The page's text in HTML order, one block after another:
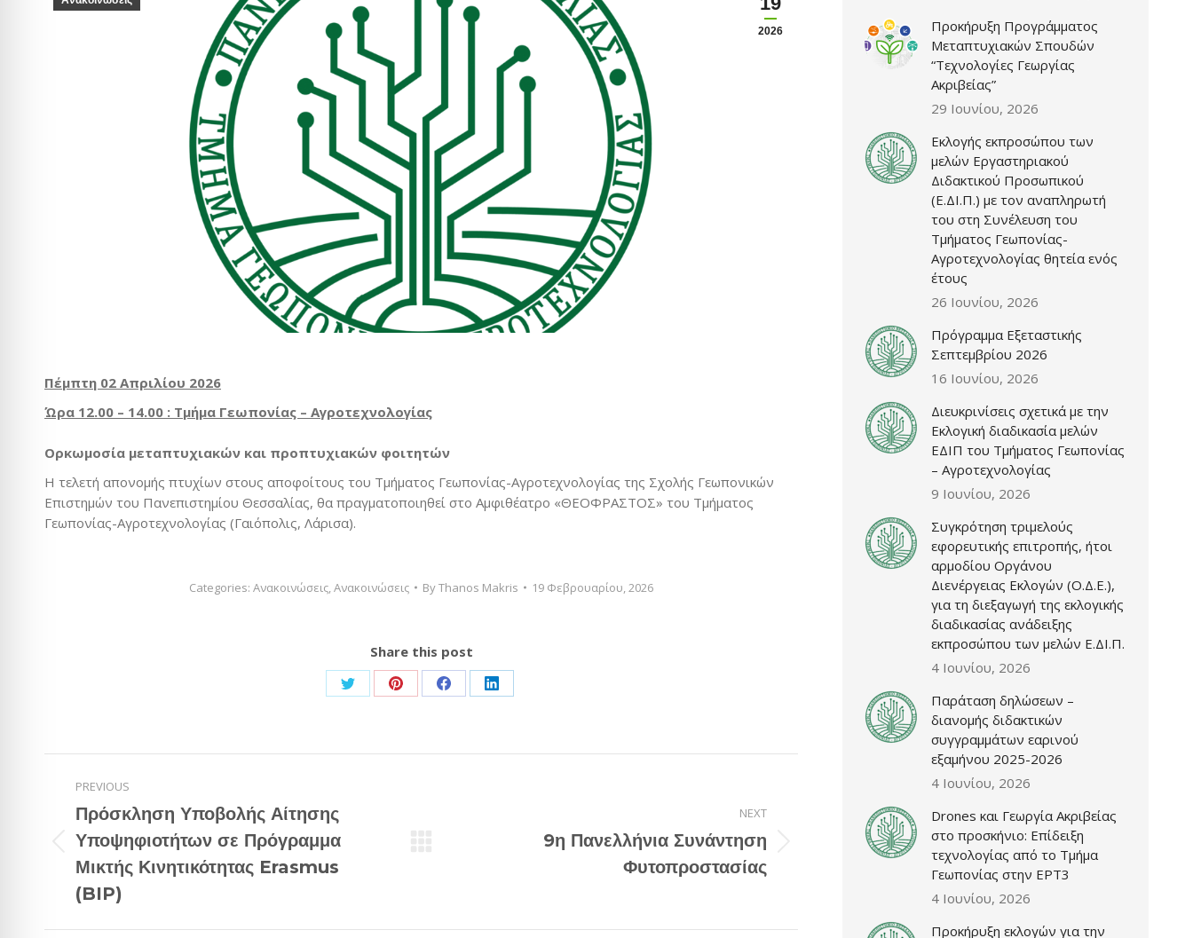
2026
Πέμπτη 02 Απριλίου 2026
Ώρα 12.00 – 14.00 : Τμήμα Γεωπονίας – Αγροτεχνολογίας
Ορκωμοσία μεταπτυχιακών και προπτυχιακών φοιτητών
Η τελετή απονομής πτυχίων στους αποφοίτους του Τμήματος Γεωπονίας-Αγροτεχνολογίας της Σχολής Γεωπονικών
Επιστημών του Πανεπιστημίου Θεσσαλίας, θα πραγματοποιηθεί στο Αμφιθέατρο «ΘΕΟΦΡΑΣΤΟΣ» του Τμήματος
Γεωπονίας-Αγροτεχνολογίας (Γαιόπολις, Λάρισα).
Categories: Ανακοινώσεις Ανακοινώσεις ByThanos Makris 19 Φεβρουαρίου, 2026
Share this post
Share
Twitter
Share
Pinterest
Share
Facebook
Share
LinkedIn
navigation
PREVIOUS
Previous
post:
Πρόσκληση Υποβολής Αίτησης
Υποψηφιοτήτων σε Πρόγραμμα
Μικτής Κινητικότητας Erasmus
(BIP)
NEXT
9η Πανελλήνια Συνάντηση
Φυτοπροστασίας
Προκήρυξη Προγράμματος
Μεταπτυχιακών Σπουδών
“Τεχνολογίες Γεωργίας
Ακριβείας”
29 Ιουνίου, 2026
Εκλογής εκπροσώπου των
μελών Εργαστηριακού
Διδακτικού Προσωπικού
(Ε.ΔΙ.Π.) με τον αναπληρωτή
του στη Συνέλευση του
Τμήματος Γεωπονίας-
Αγροτεχνολογίας θητεία ενός
έτους
26 Ιουνίου, 2026
Πρόγραμμα Εξεταστικής
Σεπτεμβρίου 2026
16 Ιουνίου, 2026
Διευκρινίσεις σχετικά με την
Εκλογική διαδικασία μελών
ΕΔΙΠ του Τμήματος Γεωπονίας
– Αγροτεχνολογίας
9 Ιουνίου, 2026
Συγκρότηση τριμελούς
εφορευτικής επιτροπής, ήτοι
αρμοδίου Οργάνου
Διενέργειας Εκλογών (Ο.Δ.Ε.),
για τη διεξαγωγή της εκλογικής
διαδικασίας ανάδειξης
εκπροσώπου των μελών Ε.ΔΙ.Π.
4 Ιουνίου, 2026
Παράταση δηλώσεων –
διανομής διδακτικών
συγγραμμάτων εαρινού
εξαμήνου 2025-2026
4 Ιουνίου, 2026
Drones και Γεωργία Ακριβείας
στο προσκήνιο: Επίδειξη
τεχνολογίας από το Τμήμα
Γεωπονίας στην ΕΡΤ3
4 Ιουνίου, 2026
Προκήρυξη εκλογών για την